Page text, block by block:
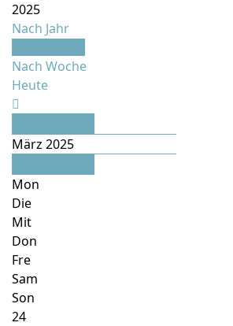
2025
Nach Jahr
Nach Woche
Heute
März 2025
Mon
Die
Mit
Don
Fre
Sam
Son
24